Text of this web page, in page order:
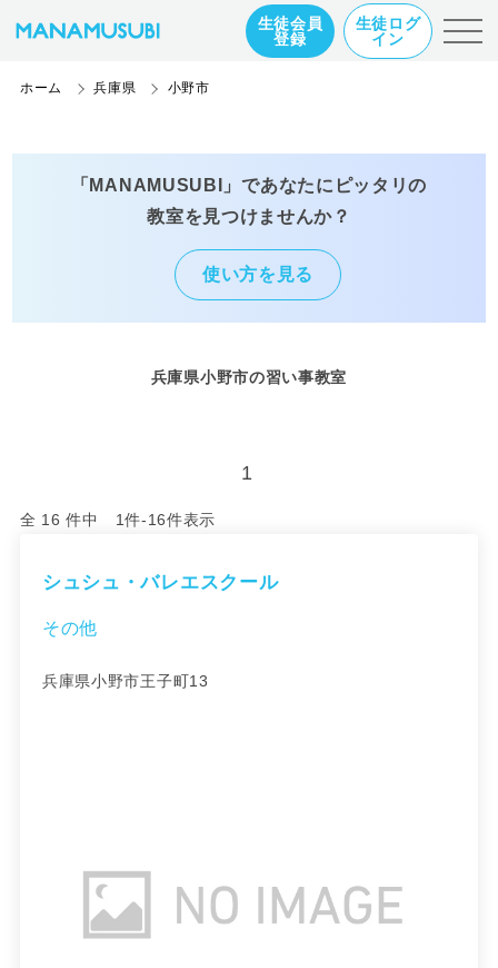
生徒会員
登録
生徒ログ
イン
ホーム 兵庫県 小野市
「MANAMUSUBI」であなたにピッタリの
教室を見つけませんか？
使い方を見る
兵庫県小野市の習い事教室
1
全 16 件中 1件-16件表示
シュシュ・バレエスクール
その他
兵庫県小野市王子町13